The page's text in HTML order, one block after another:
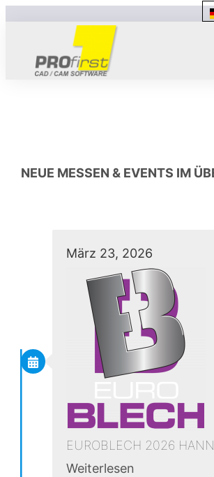
NEUE MESSEN & EVENTS IM
März 23, 2026
EUROBLECH 2026
Weiterlesen